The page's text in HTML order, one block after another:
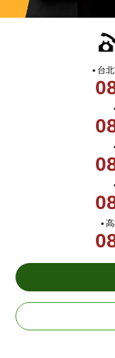
▪ 台
▪